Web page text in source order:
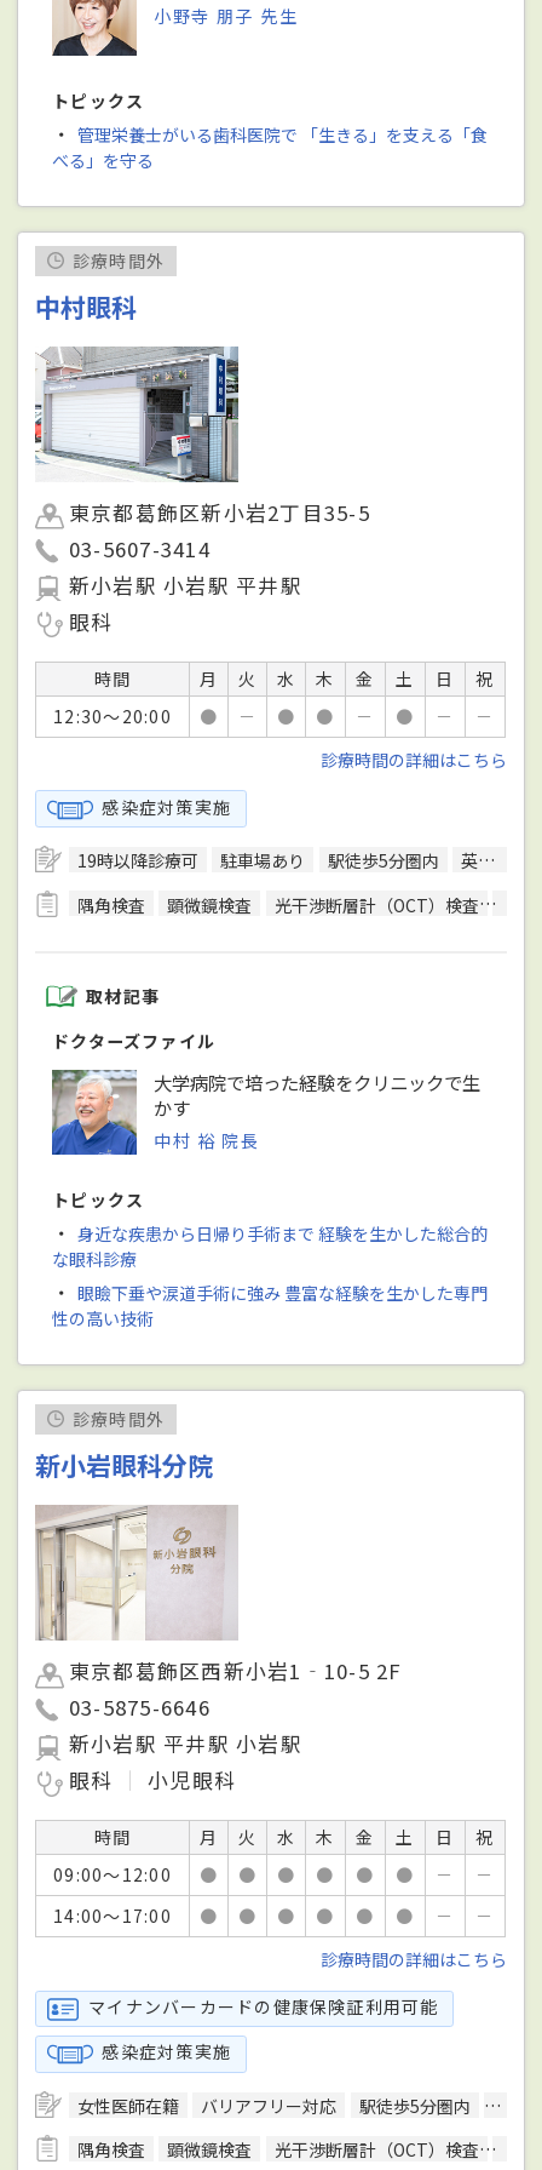
小野寺 朋子 先生
トピックス
・ 管理栄養士がいる歯科医院で 「生きる」を支える「食
べる」を守る
診療時間外
中村眼科
東京都葛飾区新小岩2丁目35-5
03-5607-3414
新小岩駅 小岩駅 平井駅
眼科
時間 月 火 水 木 金 土 日
祝
12:30～20:00
● － ● ● － ● －
－
診療時間の詳細はこちら
感染症対策実施
19時以降診療可 駐車場あり 駅徒歩5分圏内
英語対応可
隅角検査
顕微鏡検査 光干渉断層計（OCT）検査
取材記事
ドクターズファイル
大学病院で培った経験をクリニックで生
かす
中村 裕 院長
トピックス
・ 身近な疾患から日帰り手術まで 経験を生かした総合的
な眼科診療
・ 眼瞼下垂や涙道手術に強み 豊富な経験を生かした専門
性の高い技術
診療時間外
新小岩眼科分院
東京都葛飾区西新小岩1‐10-5 2F
03-5875-6646
新小岩駅 平井駅 小岩駅
眼科
小児眼科
時間 月 火 水 木 金 土 日
祝
09:00～12:00
● ● ● ● ● ● －
－
14:00～17:00
● ● ● ● ● ● －
－
診療時間の詳細はこちら
マイナンバーカードの健康保険証利用可能
感染症対策実施
女性医師在籍 バリアフリー対応 駅徒歩5分圏内
エレ
隅角検査
顕微鏡検査 光干渉断層計（OCT）検査